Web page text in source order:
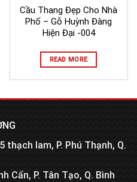
Cầu Thang Đẹp Cho Nhà
Phố – Gỗ Huỳnh Đàng
Hiện Đại -004
READ MORE
lam, P. Phú Thạnh, Q.
Cẩn, P. Tân Tạo, Q. Bình